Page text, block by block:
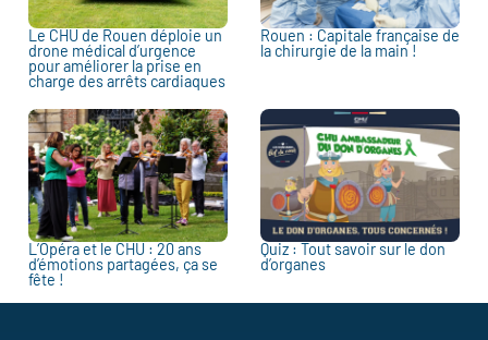
Le CHU de Rouen déploie un
drone médical d’urgence
pour améliorer la prise en
charge des arrêts cardiaques
Rouen : Capitale française de
la chirurgie de la main !
L’Opéra et le CHU : 20 ans
d’émotions partagées, ça se
fête !
Quiz : Tout savoir sur le don
d’organes